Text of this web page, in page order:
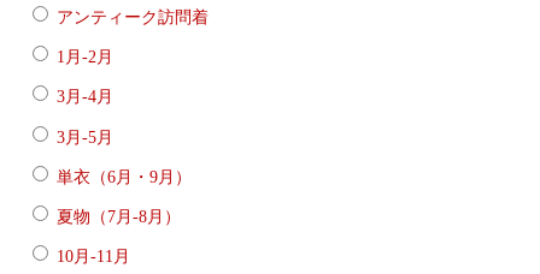
アンティーク訪問着
1月-2月
3月-4月
3月-5月
単衣（6月・9月）
夏物（7月-8月）
10月-11月